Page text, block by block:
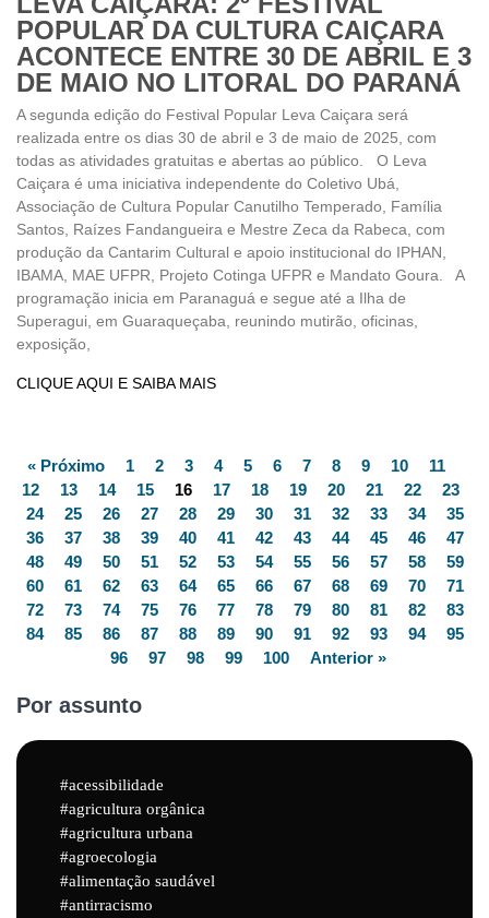
POPULAR DA CULTURA CAIÇARA
ACONTECE ENTRE 30 DE ABRIL E 3
DE MAIO NO LITORAL DO PARANÁ
A segunda edição do Festival Popular Leva Caiçara será
realizada entre os dias 30 de abril e 3 de maio de 2025, com
todas as atividades gratuitas e abertas ao público. O Leva
Caiçara é uma iniciativa independente do Coletivo Ubá,
Associação de Cultura Popular Canutilho Temperado, Família
Santos, Raízes Fandangueira e Mestre Zeca da Rabeca, com
produção da Cantarim Cultural e apoio institucional do IPHAN,
IBAMA, MAE UFPR, Projeto Cotinga UFPR e Mandato Goura. A
programação inicia em Paranaguá e segue até a Ilha de
Superagui, em Guaraqueçaba, reunindo mutirão, oficinas,
exposição,
CLIQUE AQUI E SAIBA MAIS
« Próximo 1 2 3 4 5 6 7 8 9 10
11
12
13 14 15 16 17 18 19 20 21 22
23
24
25 26 27 28 29 30 31 32 33 34
35
36
37 38 39 40 41 42 43 44 45 46
47
48
49 50 51 52 53 54 55 56 57 58
59
60
61 62 63 64 65 66 67 68 69 70
71
72
73 74 75 76 77 78 79 80 81 82
83
84
85 86 87 88 89 90 91 92 93 94
95
96
97 98 99 100 Anterior »
Por assunto
acessibilidade
agricultura orgânica
agricultura urbana
agroecologia
alimentação saudável
antirracismo